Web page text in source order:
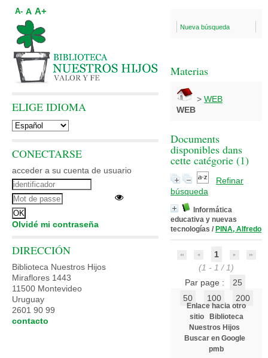
Nueva búsqueda
Materias
> WEB
WEB
Documents
disponibles dans
cette catégorie (1)
Refinar
búsqueda
Informática
educativa y nuevas
tecnologías / PINA, Alfredo
1
(1 - 1 / 1)
Par page :
25
50
100 200
Enlace hacia otro
sitio
Biblioteca
Nuestros Hijos
Buscar en Google
pmb
A- A A+
ELIGE IDIOMA
CONECTARSE
acceder a su cuenta de usuario
Olvidé mi contraseña
DIRECCIÓN
Biblioteca Nuestros Hijos
Miraflores 1443
11500 Montevideo
Uruguay
2601 90 99
contacto